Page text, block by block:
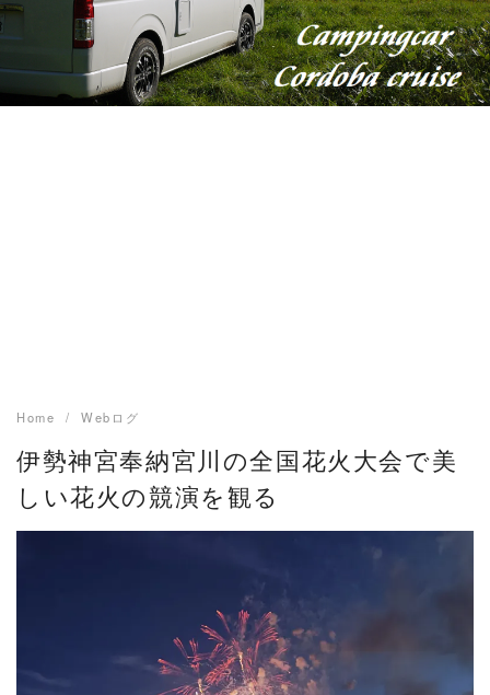
Home Webログ
伊勢神宮奉納宮川の全国花火大会で美
しい花火の競演を観る